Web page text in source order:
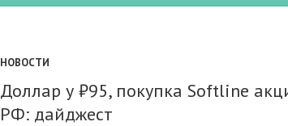
НОВОСТИ
Доллар у ₽95, покупка Softline
РФ: дайджест